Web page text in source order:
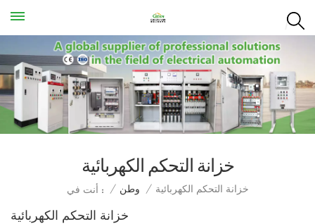
خزانة التحكم الكهربائية
أنت في : / وطن / خزانة التحكم الكهربائية
خزانة التحكم الكهربائية